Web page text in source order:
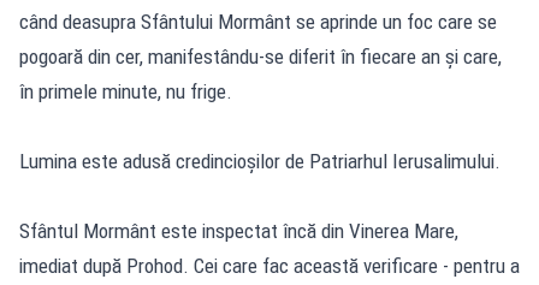
când deasupra Sfântului Mormânt se aprinde un foc care se
pogoară din cer, manifestându-se diferit în fiecare an și care,
în primele minute, nu frige.
Lumina este adusă credincioșilor de Patriarhul Ierusalimului.
Sfântul Mormânt este inspectat încă din Vinerea Mare,
imediat după Prohod. Cei care fac această verificare - pentru a